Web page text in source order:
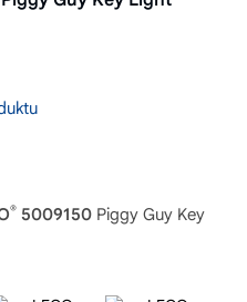
® 5009150 Piggy Guy Key